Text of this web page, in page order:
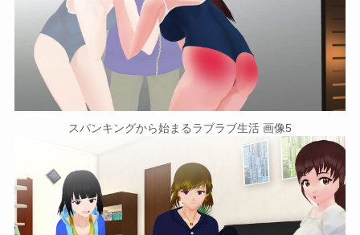
スパンキングから始まるラブラブ生活 画像5